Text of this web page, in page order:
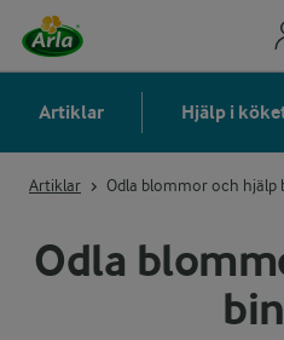
Artiklar Hjälp i
Artiklar Odla blommor och hjälp
Odla